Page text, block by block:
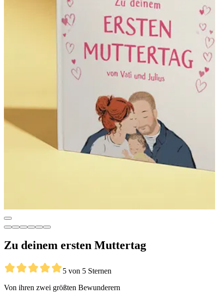
Zu deinem ersten Muttertag
5 von 5 Sternen
Von ihren zwei größten Bewunderern